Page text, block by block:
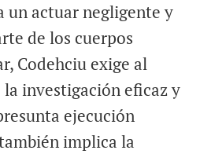
un actuar negligente y
de los cuerpos
Codehciu exige al
investigación eficaz y
ejecución
implica la